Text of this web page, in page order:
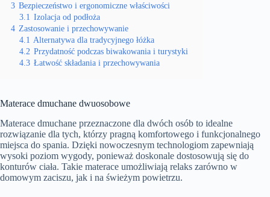
3 Bezpieczeństwo i ergonomiczne właściwości
3.1 Izolacja od podłoża
4 Zastosowanie i przechowywanie
4.1 Alternatywa dla tradycyjnego łóżka
4.2 Przydatność podczas biwakowania i turystyki
4.3 Łatwość składania i przechowywania
Materace dmuchane dwuosobowe
Materace dmuchane przeznaczone dla dwóch osób to idealne
rozwiązanie dla tych, którzy pragną komfortowego i funkcjonalnego
miejsca do spania. Dzięki nowoczesnym technologiom zapewniają
wysoki poziom wygody, ponieważ doskonale dostosowują się do
konturów ciała. Takie materace umożliwiają relaks zarówno w
domowym zaciszu, jak i na świeżym powietrzu.